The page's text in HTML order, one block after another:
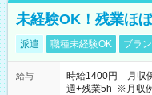
未経験OK！残業ほ
派遣 職種未経験OK ブラ
給与
時給1400円 月収
週+残業5h ※月収